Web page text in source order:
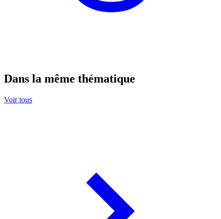
Dans la même thématique
Voir tous